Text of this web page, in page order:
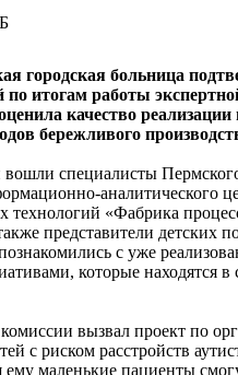
городская больница
по итогам работы
качество реализации
бережливого
вошли специалисты
аналитического
технологий «Фабрика
представители детских
с уже
которые находятся в
вызвал проект по
с риском расстройств
ему маленькие пациенты